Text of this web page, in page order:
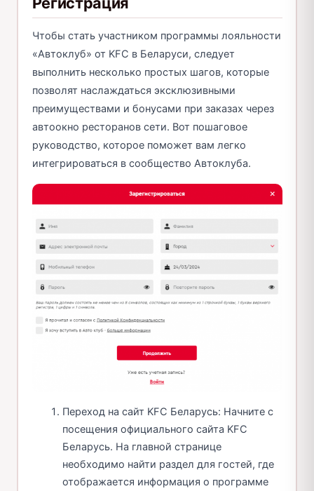
Чтобы стать участником программы лояльности
«Автоклуб» от KFC в Беларуси, следует
выполнить несколько простых шагов, которые
позволят наслаждаться эксклюзивными
преимуществами и бонусами при заказах через
автоокно ресторанов сети. Вот пошаговое
руководство, которое поможет вам легко
интегрироваться в сообщество Автоклуба.
Переход на сайт KFC Беларусь: Начните с
посещения официального сайта KFC
Беларусь. На главной странице
необходимо найти раздел для гостей, где
отображается информация о программе